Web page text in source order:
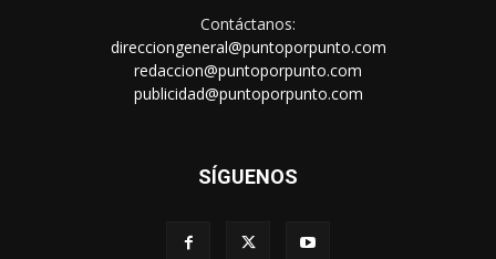
Contáctanos:
direcciongeneral@puntoporpunto.com
redaccion@puntoporpunto.com
publicidad@puntoporpunto.com
SÍGUENOS